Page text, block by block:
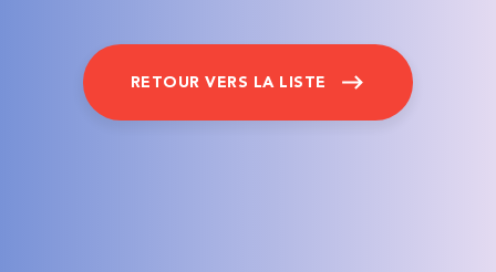
RETOUR VERS LA LISTE